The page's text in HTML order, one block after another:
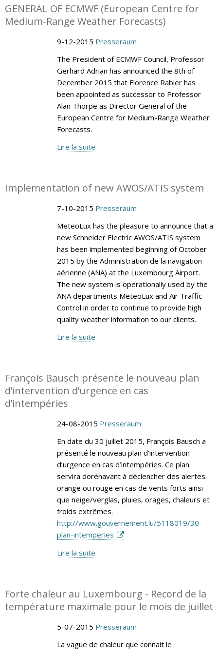
GENERAL OF ECMWF (European Centre for
Medium-Range Weather Forecasts)
9-12-2015 Presseraum
The President of ECMWF Council, Professor
Gerhard Adrian has announced the 8th of
December 2015 that Florence Rabier has
been appointed as successor to Professor
Alan Thorpe as Director General of the
European Centre for Medium-Range Weather
Forecasts.
Lire la suite
Implementation of new AWOS/ATIS system
7-10-2015 Presseraum
MeteoLux has the pleasure to announce that a
new Schneider Electric AWOS/ATIS system
has been implemented beginning of October
2015 by the Administration de la navigation
aérienne (ANA) at the Luxembourg Airport.
The new system is operationally used by the
ANA departments MeteoLux and Air Traffic
Control in order to continue to provide high
quality weather information to our clients.
Lire la suite
François Bausch présente le nouveau plan
d’intervention d’urgence en cas
d’intempéries
24-08-2015 Presseraum
En date du 30 juillet 2015, François Bausch a
présenté le nouveau plan d’intervention
d’urgence en cas d’intempéries. Ce plan
servira dorénavant à déclencher des alertes
orange ou rouge en cas de vents forts ainsi
que neige/verglas, pluies, orages, chaleurs et
froids extrêmes.
http://www.gouvernement.lu/5118019/30-
plan-intemperies
Lire la suite
Forte chaleur au Luxembourg - Record de la
température maximale pour le mois de juillet
5-07-2015 Presseraum
La vague de chaleur que connait le